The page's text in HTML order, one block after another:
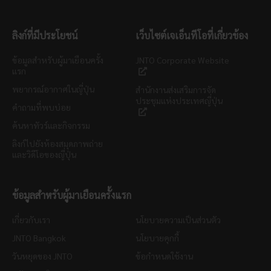
ลิงก์ที่มีประโยชน์ เว็บไซต์เจเอ็นทีโอที่เกี่ยวข้อง
ข้อมูลสำหรับผู้มาเยือนครั้งแรก